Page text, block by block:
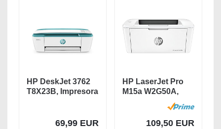
HP DeskJet 3762
T8X23B, Impresora
69,99 EUR
HP LaserJet Pro
M15a W2G50A,
Impresora A4...
109,50 EUR